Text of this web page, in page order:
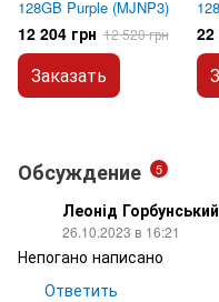
128GB Purple (MJNP3)
12 204 грн 12 520 грн
Заказать
22
Обсуждение 5
Леонід Горбунський
26.10.2023 в 16:21
Непогано написано
Ответить